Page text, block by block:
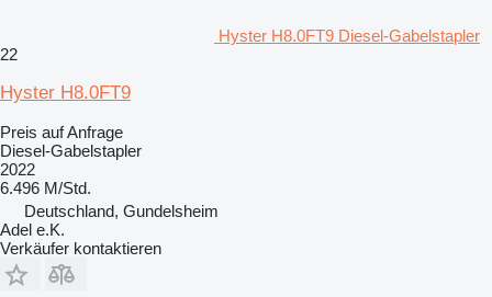
Hyster H8.0FT9 Diesel-Gabelstapler
22
Hyster H8.0FT9
Preis auf Anfrage
Diesel-Gabelstapler
2022
6.496 M/Std.
Deutschland, Gundelsheim
Adel e.K.
Verkäufer kontaktieren